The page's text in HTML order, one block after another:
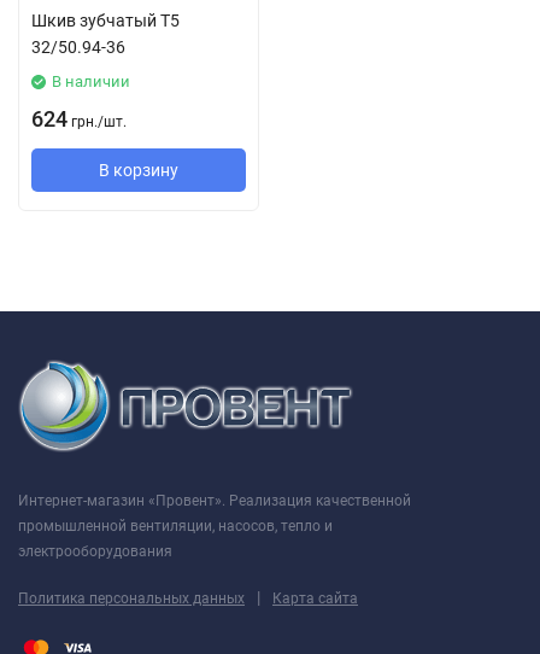
Шкив зубчатый T5
32/50.94-36
В наличии
624 грн./шт.
В корзину
Интернет-магазин «Провент». Реализация качественной
промышленной вентиляции, насосов, тепло и
электрооборудования
Политика персональных данных | Карта сайта